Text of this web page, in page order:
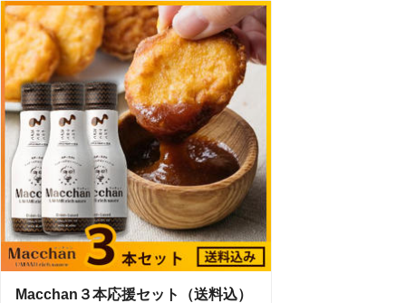
Macchan３本応援セット（送料込）